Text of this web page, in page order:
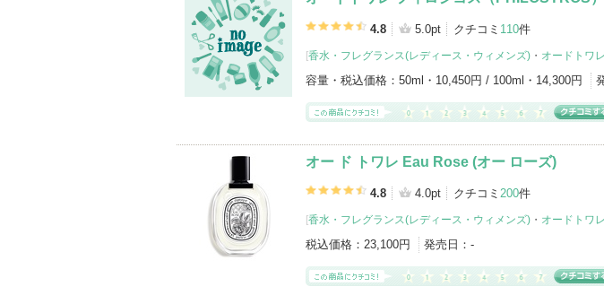
4.8 5.0pt クチコミ 110件
[香水・フレグランス(レディース・ウィメンズ) ・ オードトワレ
容量・税込価格： 50ml・10,450円 / 100ml・14,300円
オー ド トワレ Eau Rose (オー ローズ)
4.8 4.0pt クチコミ 200件
[香水・フレグランス(レディース・ウィメンズ) ・ オードトワレ
税込価格： 23,100円 発売日： -